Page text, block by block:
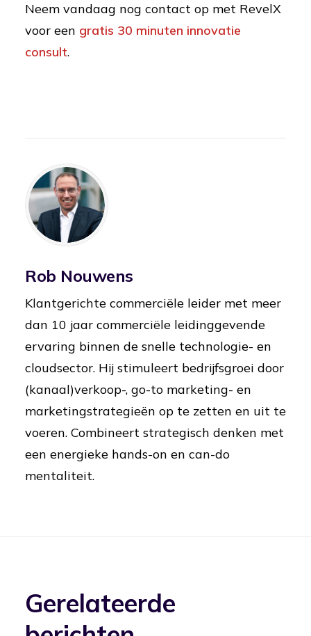
Neem vandaag nog contact op met RevelX
voor een gratis 30 minuten innovatie
consult.
Rob Nouwens
Klantgerichte commerciële leider met meer
dan 10 jaar commerciële leidinggevende
ervaring binnen de snelle technologie- en
cloudsector. Hij stimuleert bedrijfsgroei door
(kanaal)verkoop-, go-to marketing- en
marketingstrategieën op te zetten en uit te
voeren. Combineert strategisch denken met
een energieke hands-on en can-do
mentaliteit.
Gerelateerde